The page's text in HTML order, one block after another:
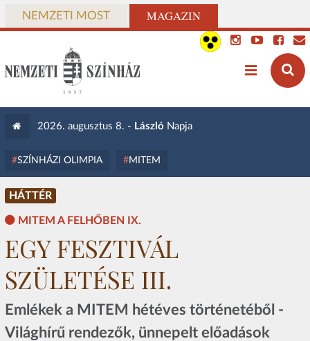
NEMZETI MOST MAGAZIN
2026. augusztus 8. - László Napja
SZÍNHÁZI OLIMPIA MITEM
HÁTTÉR
MITEM A FELHŐBEN IX.
EGY FESZTIVÁL
SZÜLETÉSE III.
Emlékek a MITEM hétéves történetéből -
Világhírű rendezők, ünnepelt előadások